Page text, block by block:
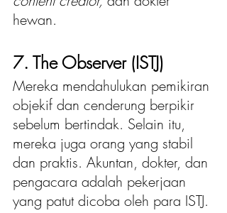
hewan.
7. The Observer (ISTJ)
Mereka mendahulukan pemikiran
objekif dan cenderung berpikir
sebelum bertindak. Selain itu,
mereka juga orang yang stabil
dan praktis. Akuntan, dokter, dan
pengacara adalah pekerjaan
yang patut dicoba oleh para ISTJ.